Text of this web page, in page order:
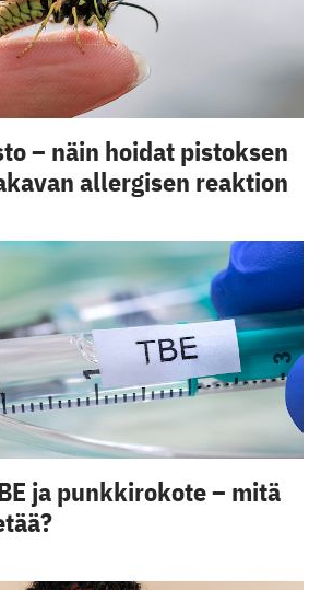
– näin hoidat pistoksen
allergisen reaktion
ja punkkirokote – mitä